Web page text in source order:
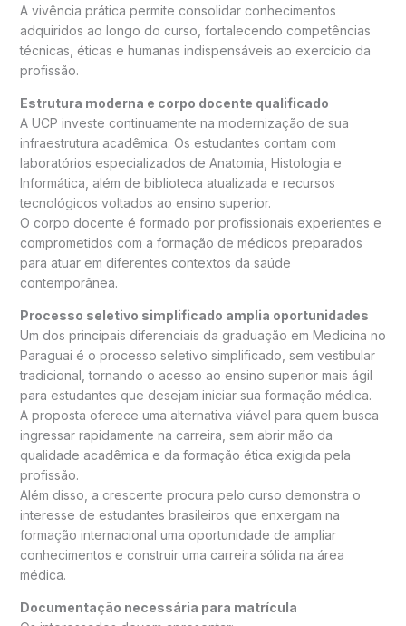
A vivência prática permite consolidar conhecimentos
adquiridos ao longo do curso, fortalecendo competências
técnicas, éticas e humanas indispensáveis ao exercício da
profissão.
Estrutura moderna e corpo docente qualificado
A UCP investe continuamente na modernização de sua
infraestrutura acadêmica. Os estudantes contam com
laboratórios especializados de Anatomia, Histologia e
Informática, além de biblioteca atualizada e recursos
tecnológicos voltados ao ensino superior.
O corpo docente é formado por profissionais experientes e
comprometidos com a formação de médicos preparados
para atuar em diferentes contextos da saúde
contemporânea.
Processo seletivo simplificado amplia oportunidades
Um dos principais diferenciais da graduação em Medicina no
Paraguai é o processo seletivo simplificado, sem vestibular
tradicional, tornando o acesso ao ensino superior mais ágil
para estudantes que desejam iniciar sua formação médica.
A proposta oferece uma alternativa viável para quem busca
ingressar rapidamente na carreira, sem abrir mão da
qualidade acadêmica e da formação ética exigida pela
profissão.
Além disso, a crescente procura pelo curso demonstra o
interesse de estudantes brasileiros que enxergam na
formação internacional uma oportunidade de ampliar
conhecimentos e construir uma carreira sólida na área
médica.
Documentação necessária para matrícula